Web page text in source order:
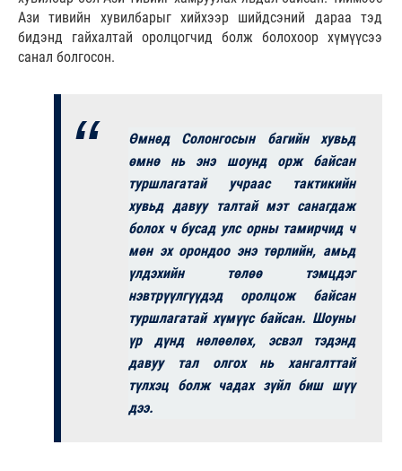
Ази тивийн хувилбарыг хийхээр шийдсэний дараа тэд
бидэнд гайхалтай оролцогчид болж болохоор хүмүүсээ
санал болгосон.
Өмнөд Солонгосын багийн хувьд
өмнө нь энэ шоунд орж байсан
туршлагатай учраас тактикийн
хувьд давуу талтай мэт санагдаж
болох ч бусад улс орны тамирчид ч
мөн эх орондоо энэ төрлийн, амьд
үлдэхийн төлөө тэмцдэг
нэвтрүүлгүүдэд оролцож байсан
туршлагатай хүмүүс байсан. Шоуны
үр дүнд нөлөөлөх, эсвэл тэдэнд
давуу тал олгох нь хангалттай
түлхэц болж чадах зүйл биш шүү
дээ.